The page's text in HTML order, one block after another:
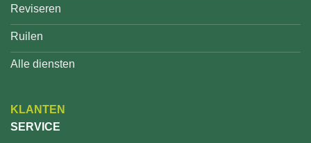
Reviseren
Ruilen
Alle diensten
KLANTEN
SERVICE